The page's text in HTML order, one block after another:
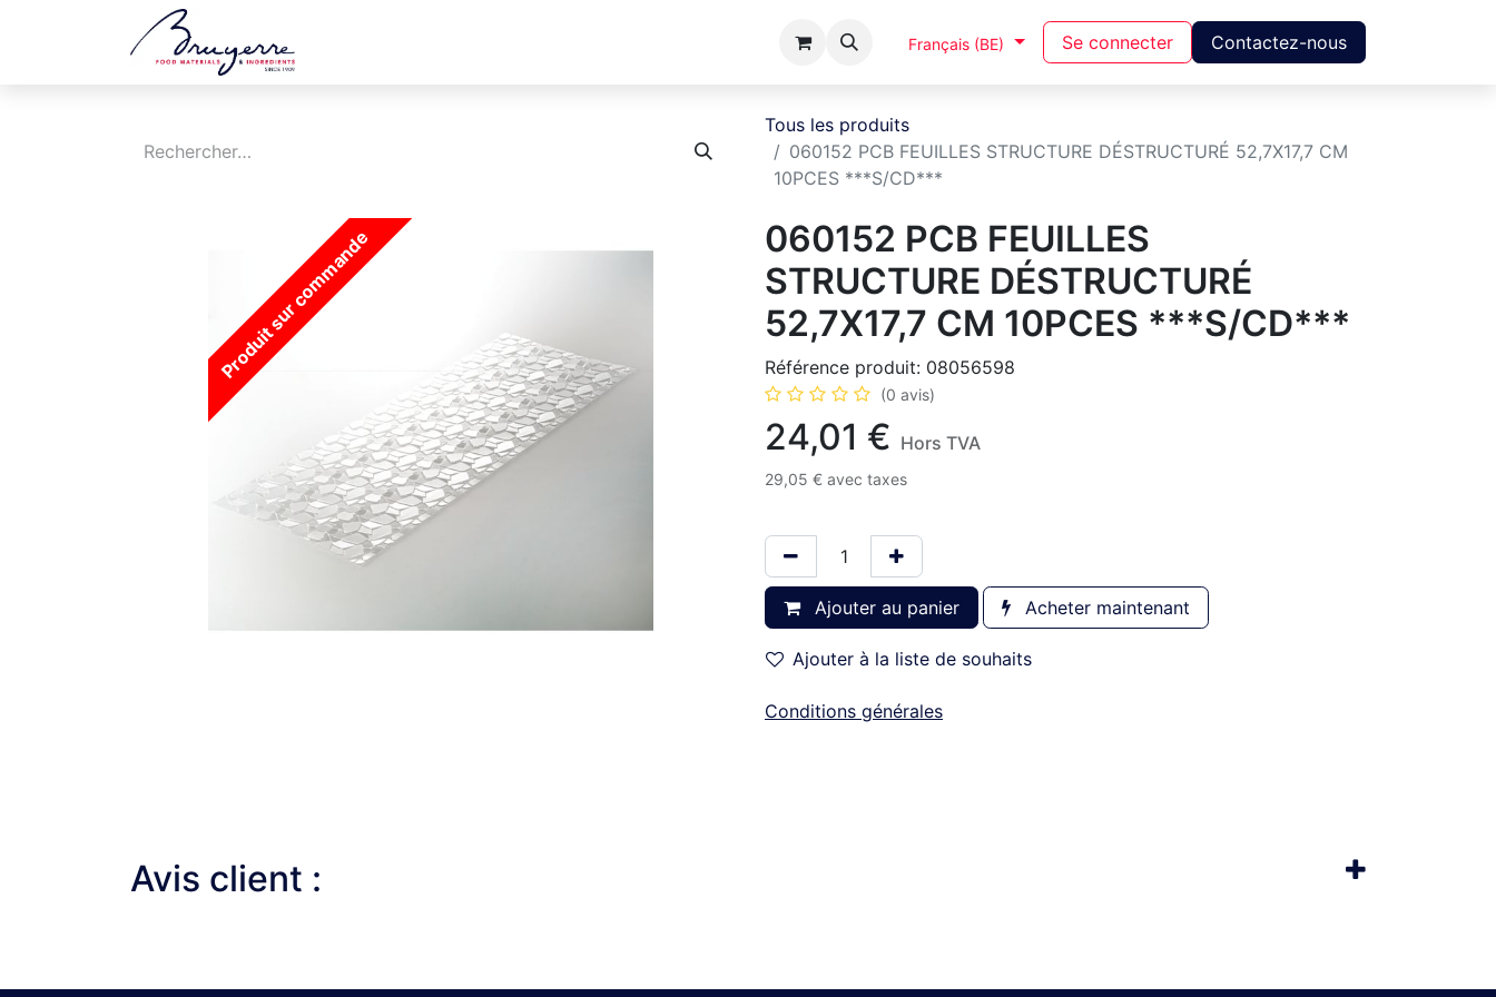
A Propos Français (BE) Se connecter Contactez-nous
Tous les produits
060152 PCB FEUILLES STRUCTURE DÉSTRUCTURÉ 52,7X17,7 CM
10PCES ***S/CD***
Produit sur commande
060152 PCB FEUILLES
STRUCTURE DÉSTRUCTURÉ
52,7X17,7 CM 10PCES ***S/CD***
Référence produit: 08056598
(0 avis)
24,01 € Hors TVA
29,05 € avec taxes
Ajouter au panier Acheter maintenant
Ajouter à la liste de souhaits
Conditions générales
Avis client :